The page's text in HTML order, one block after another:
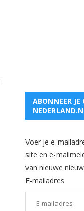
ABONNEER JE
Voer je e-
site en e-
van nieuwe
E-mailadres